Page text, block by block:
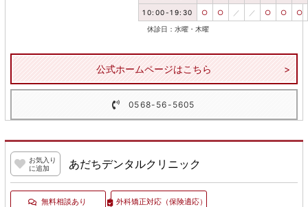
10:00-19:30 ○ ○ ／ ／ ○ ○ ○
休診日：水曜・木曜
公式ホームページはこちら
0568-56-5605
お気入り
に追加
あだちデンタルクリニック
無料相談あり 外科矯正対応（保険適応）